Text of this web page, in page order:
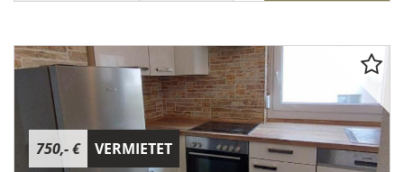
750,- € VERMIETET